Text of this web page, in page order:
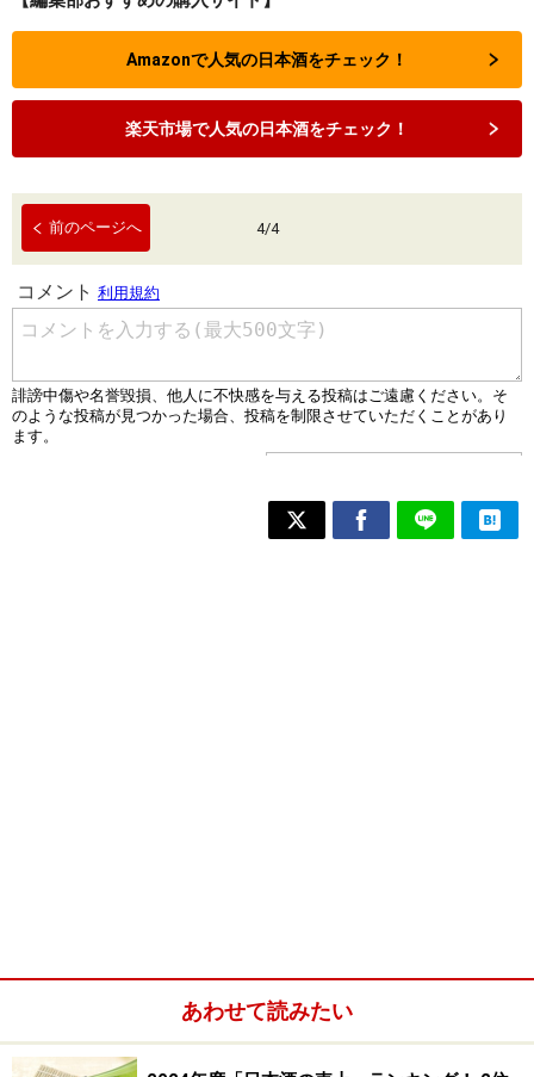
Amazonで人気の日本酒をチェック！
楽天市場で人気の日本酒をチェック！
前のページへ 4/4
あわせて読みたい